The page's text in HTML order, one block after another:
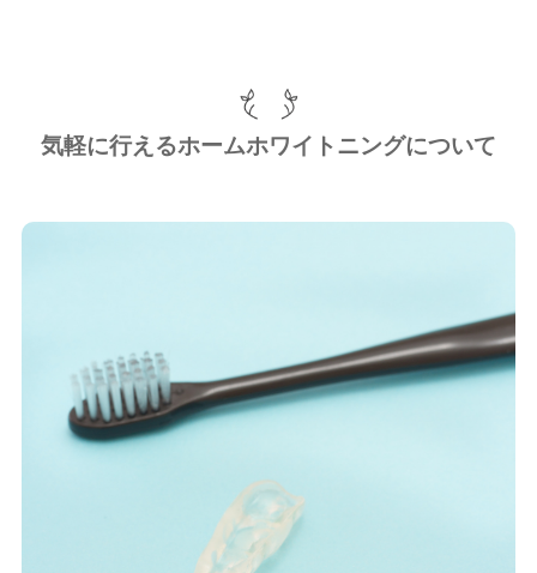
気軽に行えるホームホワイトニングについて